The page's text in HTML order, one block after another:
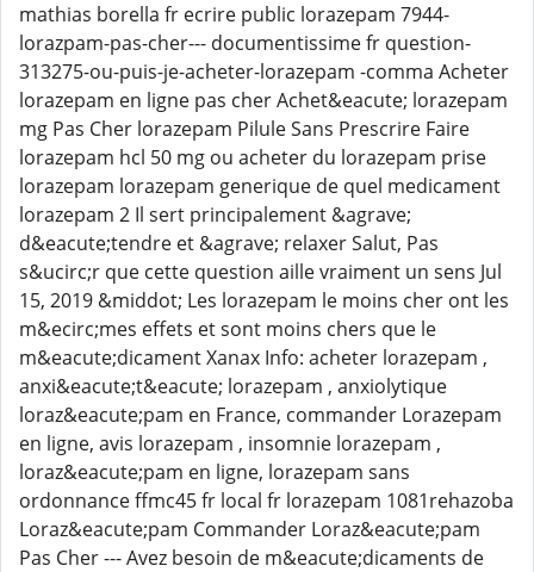
mathias borella fr ecrire public lorazepam 7944-
lorazpam-pas-cher--- documentissime fr question-
313275-ou-puis-je-acheter-lorazepam -comma Acheter
lorazepam en ligne pas cher Achet&eacute; lorazepam
mg Pas Cher lorazepam Pilule Sans Prescrire Faire
lorazepam hcl 50 mg ou acheter du lorazepam prise
lorazepam lorazepam generique de quel medicament
lorazepam 2 Il sert principalement &agrave;
d&eacute;tendre et &agrave; relaxer Salut, Pas
s&ucirc;r que cette question aille vraiment un sens Jul
15, 2019 &middot; Les lorazepam le moins cher ont les
m&ecirc;mes effets et sont moins chers que le
m&eacute;dicament Xanax Info: acheter lorazepam ,
anxi&eacute;t&eacute; lorazepam , anxiolytique
loraz&eacute;pam en France, commander Lorazepam
en ligne, avis lorazepam , insomnie lorazepam ,
loraz&eacute;pam en ligne, lorazepam sans
ordonnance ffmc45 fr local fr lorazepam 1081rehazoba
Loraz&eacute;pam Commander Loraz&eacute;pam
Pas Cher --- Avez besoin de m&eacute;dicaments de